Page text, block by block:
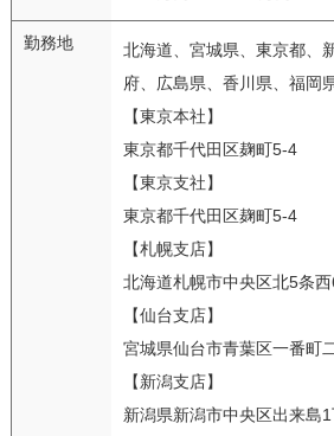
勤務地
北海道、宮城県、東京都、
府、広島県、香川県、福岡
【東京本社】
東京都千代田区麹町5-4
【東京支社】
東京都千代田区麹町5-4
【札幌支店】
北海道札幌市中央区北5条
【仙台支店】
宮城県仙台市青葉区一番町
【新潟支店】
新潟県新潟市中央区出来島